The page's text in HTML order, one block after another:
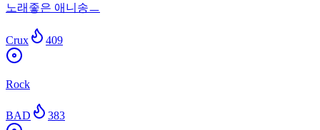
노래좋은 애니송ㅡ
Crux 409
Rock
BAD 383